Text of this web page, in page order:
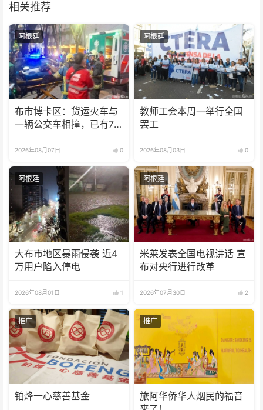
相关推荐
阿根廷
布市博卡区：货运火车与
一辆公交车相撞，已有7
2026年08月07日 0
阿根廷
教师工会本周一举行全国
罢工
2026年08月03日 0
阿根廷
大布市地区暴雨侵袭 近4
万用户陷入停电
2026年08月01日 1
阿根廷
米莱发表全国电视讲话 宣
布对央行进行改革
2026年07月30日 2
推广
铂烽一心慈善基金
推广
旅阿华侨华人烟民的福音